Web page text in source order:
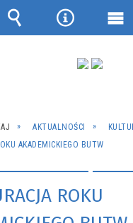
AKTUALNOŚCI
AKADEMICKIEGO BUTW
ROKU
Wyszukiwarka
Narzędzia